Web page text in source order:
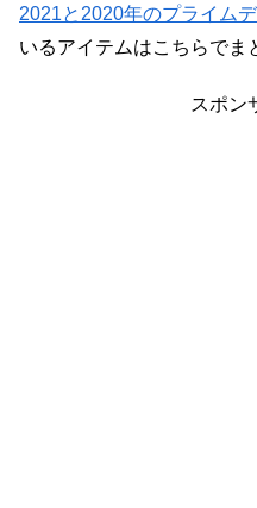
2021と2020年のプライム
いるアイテムはこちらでま
スポン